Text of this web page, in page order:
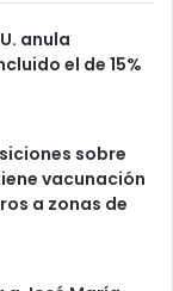
anula
el de 15%
sobre
vacunación
a zonas de